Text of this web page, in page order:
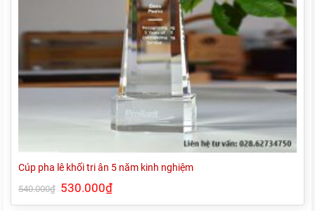
Cúp pha lê khối tri ân 5 năm kinh nghiệm
540.000₫ Giá
gốc
là:
530.000₫Giá
hiện
tại